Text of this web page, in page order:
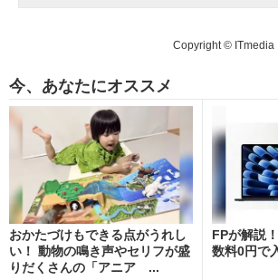
Copyright © ITmedia
今、あなたにオススメ
おかたづけもできる点がうれし
い！ 動物の鳴き声やセリフが盛
りだくさんの「アニア ...
FPが解説
数料0円で